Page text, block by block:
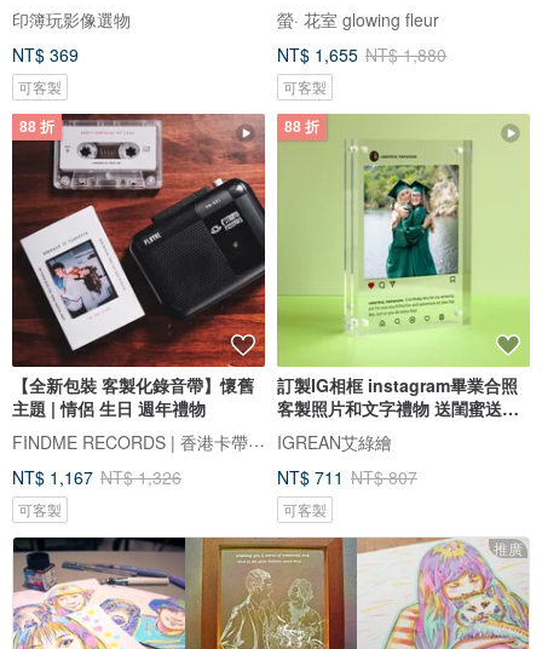
印簿玩影像選物
NT$ 369
可客製
螢· 花室 glowing fleur
NT$ 1,655 NT$ 1,880
可客製
88 折
【全新包裝 客製化錄音帶】懷舊
主題 | 情侶 生日 週年禮物
FINDME RECORDS | 香港卡帶唱片生活店
NT$ 1,167 NT$ 1,326
可客製
88 折
訂製IG相框 instagram畢業合照
客製照片和文字禮物 送閨蜜送朋
友
IGREAN艾綠繪
NT$ 711 NT$ 807
可客製
推廣